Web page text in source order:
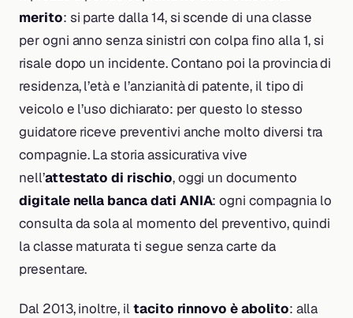
merito: si parte dalla 14, si scende di una classe
per ogni anno senza sinistri con colpa fino alla 1, si
risale dopo un incidente. Contano poi la provincia di
residenza, l’età e l’anzianità di patente, il tipo di
veicolo e l’uso dichiarato: per questo lo stesso
guidatore riceve preventivi anche molto diversi tra
compagnie. La storia assicurativa vive
nell’attestato di rischio, oggi un documento
digitale nella banca dati ANIA: ogni compagnia lo
consulta da sola al momento del preventivo, quindi
la classe maturata ti segue senza carte da
presentare.
Dal 2013, inoltre, iltacito rinnovo è abolito: alla